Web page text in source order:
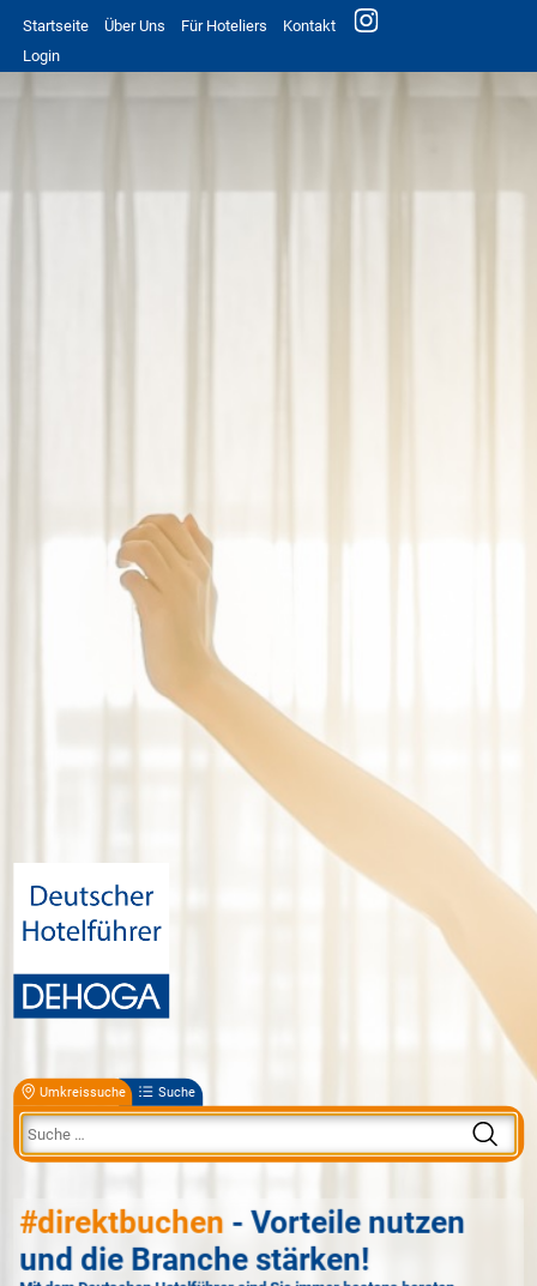
Startseite Über Uns Für Hoteliers
Kontakt
Login
Umkreissuche Suche
#direktbuchen - Vorteile nutzen
und die Branche stärken!